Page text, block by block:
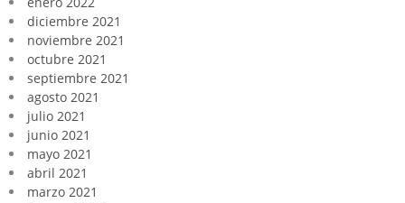
diciembre 2021
noviembre 2021
octubre 2021
septiembre 2021
agosto 2021
julio 2021
junio 2021
mayo 2021
abril 2021
marzo 2021